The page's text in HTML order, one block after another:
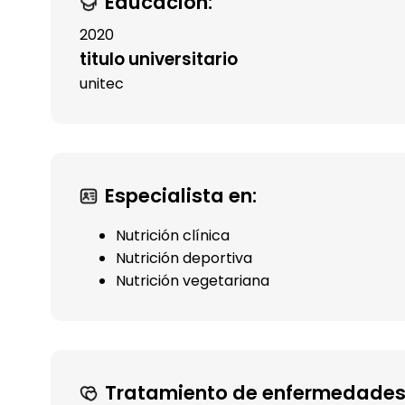
2020
titulo universitario
unitec
Especialista en:
Nutrición clínica
Nutrición deportiva
Nutrición vegetariana
Tratamiento de